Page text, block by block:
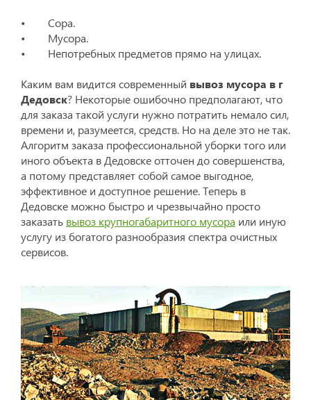
• Сора.
• Мусора.
• Непотребных предметов прямо на улицах.
Каким вам видится современный вывоз мусора в г
Дедовск? Некоторые ошибочно предполагают, что
для заказа такой услуги нужно потратить немало сил,
времени и, разумеется, средств. Но на деле это не так.
Алгоритм заказа профессиональной уборки того или
иного объекта в Дедовске отточен до совершенства,
а потому представляет собой самое выгодное,
эффективное и доступное решение. Теперь в
Дедовске можно быстро и чрезвычайно просто
заказать вывоз крупногабаритного мусора или иную
услугу из богатого разнообразия спектра очистных
сервисов.